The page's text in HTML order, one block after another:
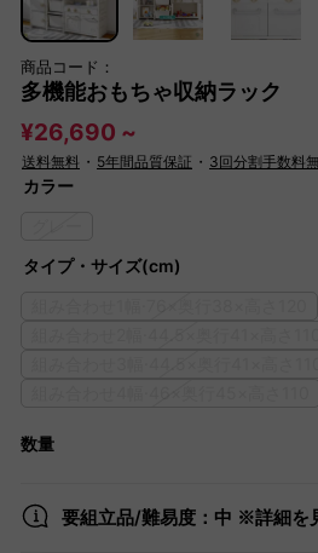
商品コード：
多機能おもちゃ収納ラック
¥26,690 ~
送料無料 ・ 5年間品質保証 ・ 3回分割手数料
カラー
タイプ・サイズ(cm)
数量
要組立品/難易度：中 ※詳細を